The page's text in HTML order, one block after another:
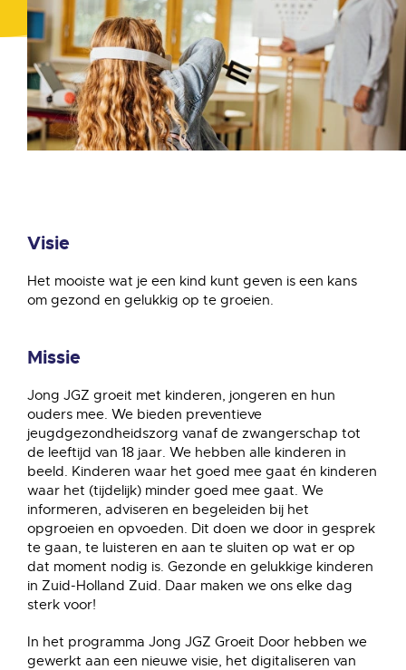
Visie
Het mooiste wat je een kind kunt geven is een kans
om gezond en gelukkig op te groeien.
Missie
Jong JGZ groeit met kinderen, jongeren en hun
ouders mee. We bieden preventieve
jeugdgezondheidszorg vanaf de zwangerschap tot
de leeftijd van 18 jaar. We hebben alle kinderen in
beeld. Kinderen waar het goed mee gaat én kinderen
waar het (tijdelijk) minder goed mee gaat. We
informeren, adviseren en begeleiden bij het
opgroeien en opvoeden. Dit doen we door in gesprek
te gaan, te luisteren en aan te sluiten op wat er op
dat moment nodig is. Gezonde en gelukkige kinderen
in Zuid-Holland Zuid. Daar maken we ons elke dag
sterk voor!
In het programma Jong JGZ Groeit Door hebben we
gewerkt aan een nieuwe visie, het digitaliseren van